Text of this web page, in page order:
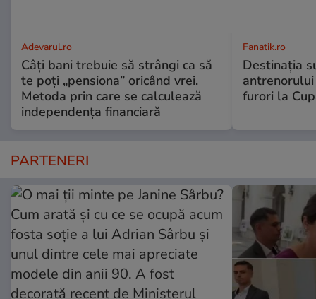
Adevarul.ro
Câți bani trebuie să strângi ca să
te poți „pensiona” oricând vrei.
Metoda prin care se calculează
independența financiară
Fanatik.ro
Destinația
furori la
PARTENERI